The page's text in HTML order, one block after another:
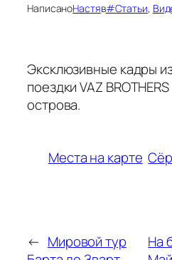
НаписаноНастяв#Статьи,
Эксклюзивные кадры
поездки VAZ
острова.
Места на карте
← Мировой тур
На